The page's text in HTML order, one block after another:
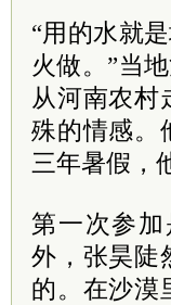
“用的水就
火做。”当
从河南农村
殊的情感。
三年暑假，
第一次参
外，张昊陡
的。在沙漠